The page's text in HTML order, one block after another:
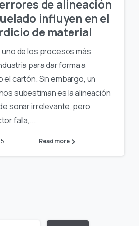
de alineación
influyen en el
de material
uno de los procesos más
para dar forma a
el cartón. Sin embargo, un
subestiman es la alineación
sonar irrelevante, pero
falla,...
Read more